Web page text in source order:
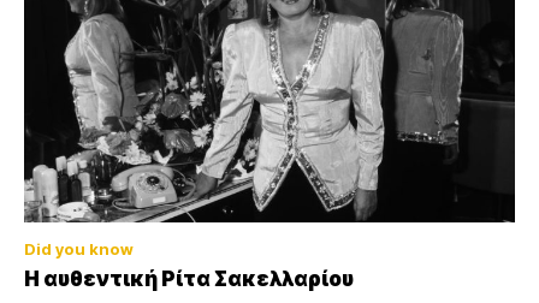
Did you know
Η αυθεντική Ρίτα Σακελλαρίου